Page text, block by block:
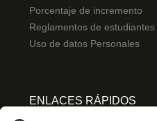
Porcentaje de incremento
Reglamentos de estudiantes
Uso de datos Personales
ENLACES RÁPIDOS